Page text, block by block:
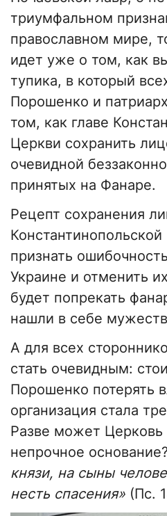
триумфальном
православном мире,
идет уже о том, как
тупика, в который
Порошенко и
том, как главе
Церкви сохранить
очевидной
принятых на Фанаре.
Рецепт сохранения
признать
Украине и отменить
будет попрекать
нашли в себе
А для всех
стать очевидным:
Порошенко потерять
организация стала
Разве может Церковь
непрочное основание?
князи, на сыны
несть спасения» (Пс.